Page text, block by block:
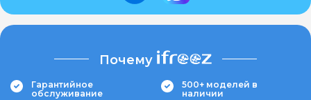
Почему
Гарантийное
обслуживание
500+ моделей в
наличии